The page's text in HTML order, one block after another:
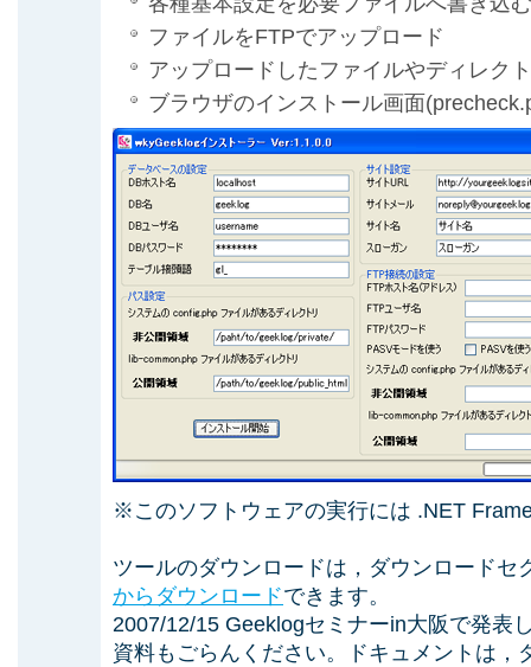
ファイルをFTPでアップロード
アップロードしたファイルやディレク
ブラウザのインストール画面
※このソフトウェアの実行には .NET
ツールのダウンロードは，ダウンロードセ
からダウンロードできます。
2007/12/15 Geeklogセミナーin大阪で発表
資料もごらんください。ドキュメントは，